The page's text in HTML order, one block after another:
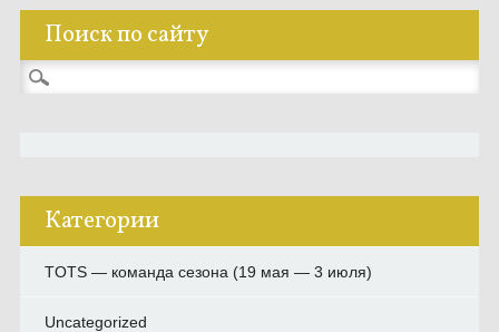
Поиск по сайту
Найти:
Категории
TOTS — команда сезона (19 мая — 3 июля)
Uncategorized